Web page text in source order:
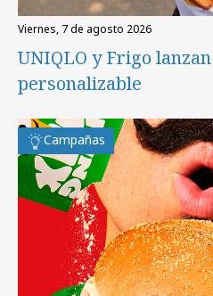
viernes, 7 de agosto 2026
UNIQLO y Frigo
personalizable
Campañas